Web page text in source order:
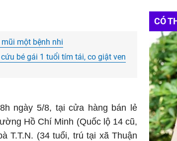
một bệnh nhi
bé gái 1 tuổi tím tái, co giật ven
ngày 5/8, tại cửa hàng bán lẻ
Hồ Chí Minh (Quốc lộ 14 cũ,
T.T.N. (34 tuổi, trú tại xã Thuận
đánh
May
CÓ